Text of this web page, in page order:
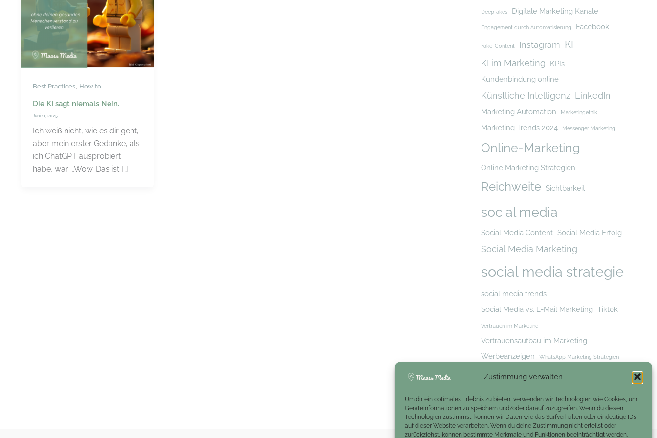
Zustimmung verwalten
Um dir ein optimales Erlebnis zu bieten, verwenden wir Technologien wie Cookies, um
Geräteinformationen zu speichern und/oder darauf zuzugreifen. Wenn du diesen
Technologien zustimmst, können wir Daten wie das Surfverhalten oder eindeutige IDs
auf dieser Website verarbeiten. Wenn du deine Zustimmung nicht erteilst oder
zurückziehst, können bestimmte Merkmale und Funktionen beeinträchtigt werden.
Best Practices, How to
Die KI sagt niemals Nein.
Juni 11, 2025
Ich weiß nicht, wie es dir geht,
aber mein erster Gedanke, als
ich ChatGPT ausprobiert
habe, war: „Wow. Das ist […]
Deepfakes Digitale Marketing Kanäle
Engagement durch Automatisierung Facebook
Fake-Content Instagram KI
KI im Marketing
KPIs
Kundenbindung online
Künstliche Intelligenz LinkedIn
Marketing Automation Marketingethik
Marketing Trends 2024 Messenger Marketing
Online-Marketing
Online Marketing Strategien
Reichweite Sichtbarkeit
social media
Social Media Content Social Media Erfolg
Social Media Marketing
social media strategie
social media trends
Social Media vs. E-Mail Marketing Tiktok
Vertrauen im Marketing
Vertrauensaufbau im Marketing
Werbeanzeigen
WhatsApp Marketing Strategien
Zielgruppe
Zielgruppe erreichen